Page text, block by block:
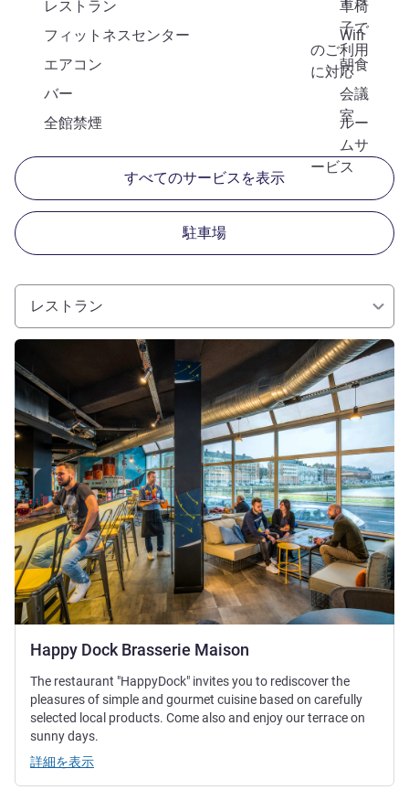
レストラン
車椅
子で
のご利用
に対応
フィットネスセンター
Wifi
エアコン
朝食
バー
会議
室
全館禁煙
ルー
ムサ
ービス
すべてのサービスを表示
駐車場
レストラン
Happy Dock Brasserie Maison
詳細を表示
The restaurant "HappyDock" invites you to rediscover the
pleasures of simple and gourmet cuisine based on carefully
selected local products. Come also and enjoy our terrace on
sunny days.
詳細を表示